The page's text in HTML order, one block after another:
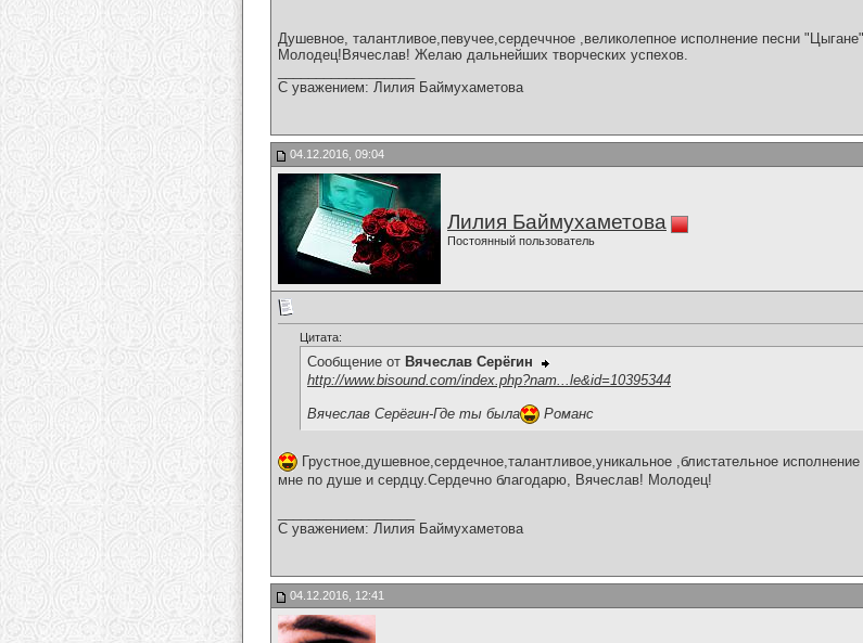
Душевное, талантливое,певучее,сердеччное ,великолепное исполнение песни
Молодец!Вячеслав! Желаю дальнейших творческих успехов.
С уважением: Лилия Баймухаметова
04.12.2016, 09:04
Лилия Баймухаметова
Постоянный пользователь
Цитата:
Сообщение от Вячеслав Серёгин
http://www.bisound.com/index.php?nam...le&id=10395344
Вячеслав Серёгин-Где ты была Романс
Грустное,душевное,сердечное,талантливое,уникальное ,блистательное
мне по душе и сердцу.Сердечно благодарю, Вячеслав! Молодец!
С уважением: Лилия Баймухаметова
04.12.2016, 12:41